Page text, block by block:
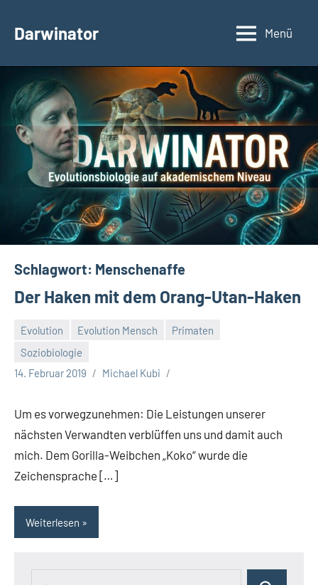
InhaltDarwinator
Evolutionsbiologie
Menü
Schlagwort: Menschenaffe
Der Haken mit dem Orang-Utan-Haken
Evolution Evolution Mensch
Primaten
Soziobiologie
14. Februar 2019
Michael Kubi
Um es vorwegzunehmen: Die Leistungen unserer
nächsten Verwandten verblüffen uns und damit auch
mich. Dem Gorilla-Weibchen „Koko“ wurde die
Zeichensprache […]
Weiterlesen